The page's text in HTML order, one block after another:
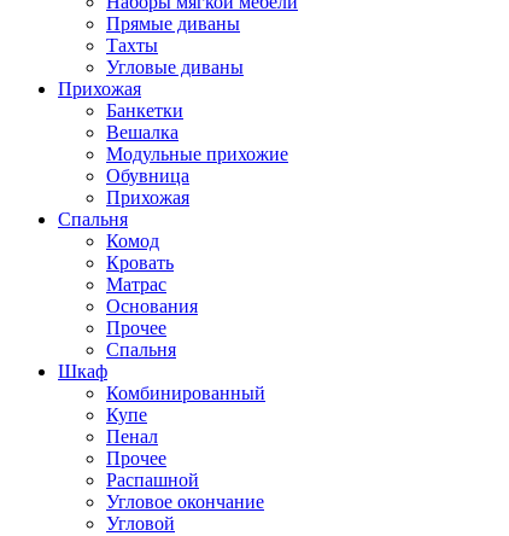
Прямые диваны
Тахты
Угловые диваны
Прихожая
Банкетки
Вешалка
Модульные прихожие
Обувница
Прихожая
Спальня
Комод
Кровать
Матраc
Основания
Прочее
Спальня
Шкаф
Комбинированный
Купе
Пенал
Прочее
Распашной
Угловое окончание
Угловой